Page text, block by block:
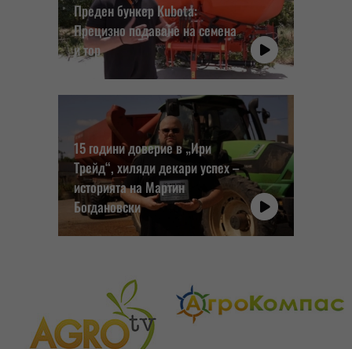
Преден бункер Kubota:
Прецизно подаване на семена
и тор
15 години доверие в „Ири
Трейд“, хиляди декари успех –
историята на Мартин
Богдановски